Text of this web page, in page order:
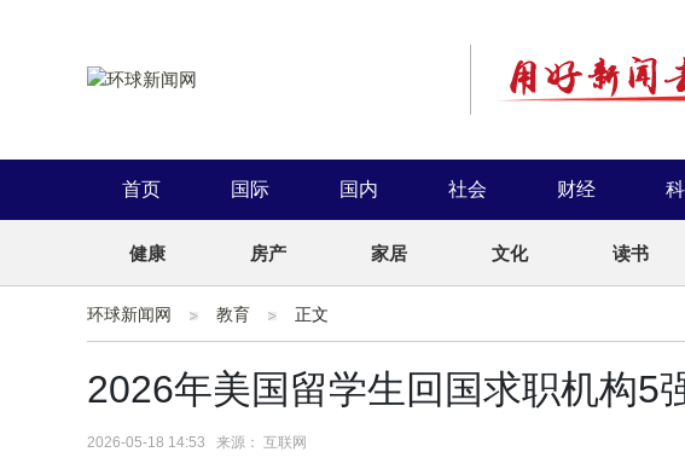
首页 国际 国内 社会 财经
健康 房产 家居 文化 读书
环球新闻网 教育 正文
2026年美国留学生回国求职机构5
2026-05-18 14:53 来源： 互联网